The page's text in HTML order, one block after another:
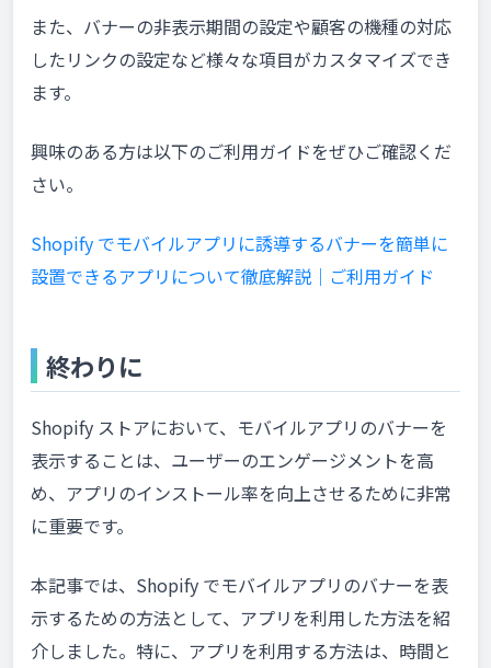
また、バナーの非表示期間の設定や顧客の機種の対応
したリンクの設定など様々な項目がカスタマイズでき
ます。
興味のある方は以下のご利用ガイドをぜひご確認くだ
さい。
Shopify でモバイルアプリに誘導するバナーを簡単に
設置できるアプリについて徹底解説｜ご利用ガイド
終わりに
Shopify ストアにおいて、モバイルアプリのバナーを
表示することは、ユーザーのエンゲージメントを高
め、アプリのインストール率を向上させるために非常
に重要です。
本記事では、Shopify でモバイルアプリのバナーを表
示するための方法として、アプリを利用した方法を紹
介しました。特に、アプリを利用する方法は、時間と